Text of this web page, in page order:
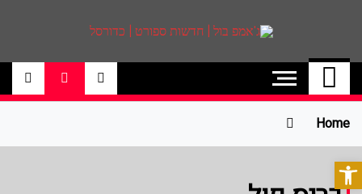
פתח סרגל נגישות
ג'אמפ בול | חדשות
ספורט | כדורסל
אתר גאמפ בול ישראל אתר חדשות ספורט
כדורסל האתר מסקר את ליגות הכדורסל
הטובות בעולם ליגת הנבא, ליגת העל
בכדורסל , יורוליג, ועוד. לפרטים היכנסו לאתר
Home